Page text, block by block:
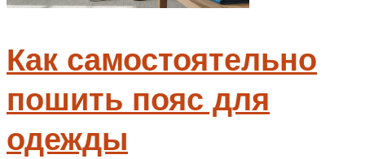
Как самостоятельно
пошить пояс для
одежды